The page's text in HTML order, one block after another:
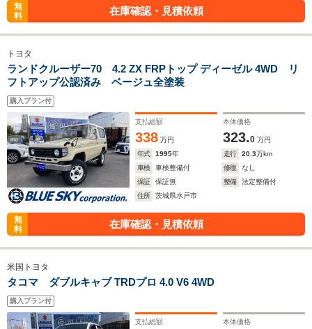
無
料
在庫確認・見積依頼
トヨタ
ランドクルーザー70 4.2 ZX FRPトップ ディーゼル 4WD リ
フトアップ公認済み ベージュ全塗装
購入プラン付
支払総額
338 万円
本体価格
323.0 万円
年式
1995年 走行 20.3万km
車検
車検整備付 修復
なし
保証
保証無 整備
法定整備付
住所
茨城県水戸市
無
料
在庫確認・見積依頼
米国トヨタ
タコマ ダブルキャブ TRDプロ 4.0 V6 4WD
購入プラン付
支払総額 本体価格